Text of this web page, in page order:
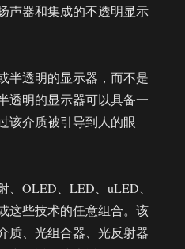
声器和集成的不透明显示
半透明的显示器，而不是
透明的显示器可以具备一
该介质被引导到人的眼
、OLED、LED、uLED、
这些技术的任意组合。该
质、光组合器、光反射器